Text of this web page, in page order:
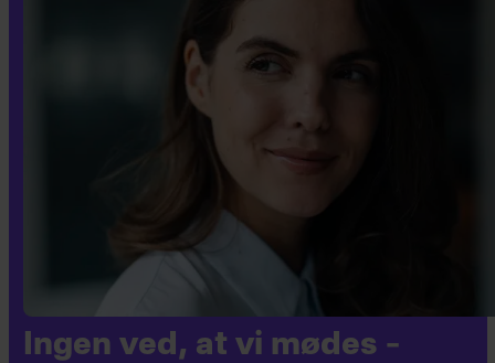
Ingen ved, at vi mødes –